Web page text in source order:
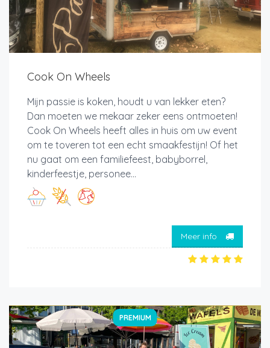
Cook On Wheels
Mijn passie is koken, houdt u van lekker eten?
Dan moeten we mekaar zeker eens ontmoeten!
Cook On Wheels heeft alles in huis om uw event
om te toveren tot een echt smaakfestijn! Of het
nu gaat om een familiefeest, babyborrel,
kinderfeestje, personee...
Meer info
PREMIUM